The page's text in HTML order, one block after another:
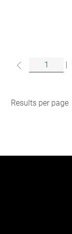
|
Results per page